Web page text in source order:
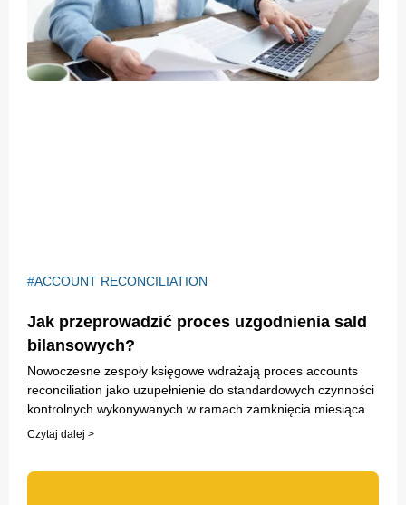
ACCOUNT RECONCILIATION
Jak przeprowadzić proces uzgodnienia sald
bilansowych?
Nowoczesne zespoły księgowe wdrażają proces accounts
reconciliation jako uzupełnienie do standardowych czynności
kontrolnych wykonywanych w ramach zamknięcia miesiąca.
Czytaj dalej >